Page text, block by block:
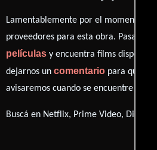
Lamentablemente por el momento no
proveedores para esta obra. Pasa por
películas y encuentra films
dejarnos un comentario para que le
avisaremos cuando se encuentre
Buscá en Netflix, Prime Video, Disney+